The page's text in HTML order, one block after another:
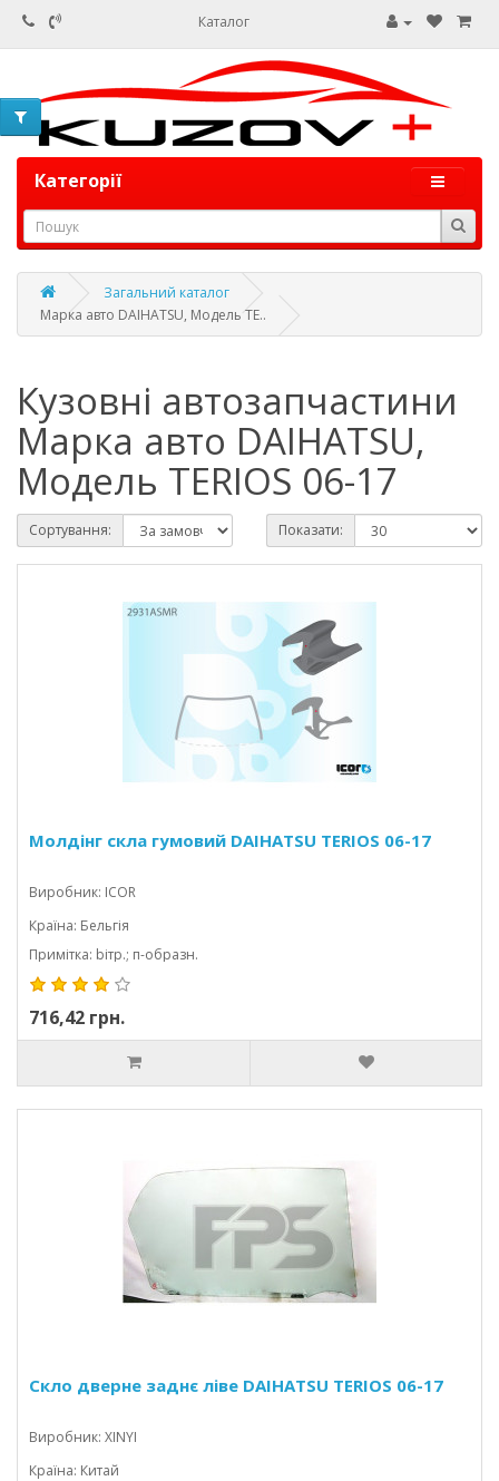
Каталог
Категорії
Загальний каталог
Марка авто DAIHATSU, Модель TE..
Кузовні автозапчастини
Марка авто DAIHATSU,
Модель TERIOS 06-17
Сортування: Показати:
Молдінг скла гумовий DAIHATSU TERIOS 06-17
Виробник: ICOR
Країна: Бельгія
Примітка: bітр.; п-образн.
716,42 грн.
Скло дверне заднє ліве DAIHATSU TERIOS 06-17
Виробник: XINYI
Країна: Китай